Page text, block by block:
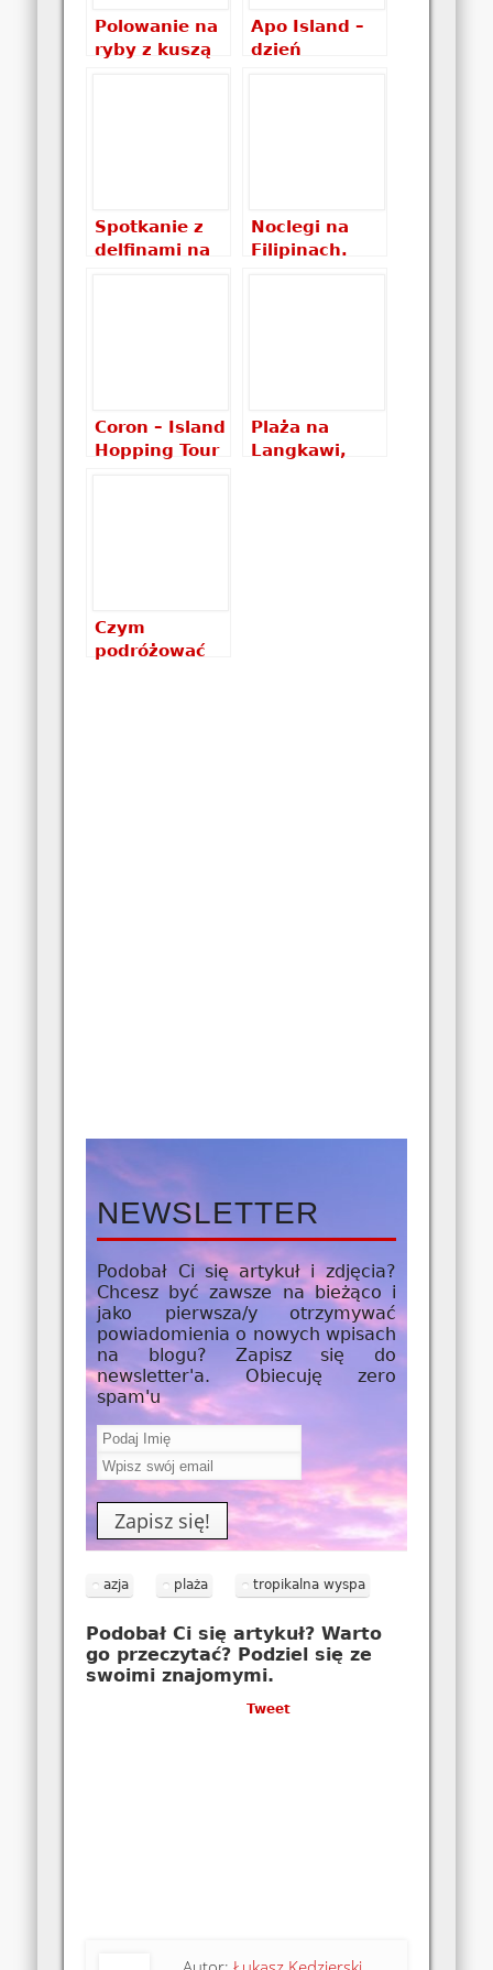
Polowanie na
ryby z kuszą
Apo Island –
dzień
Spotkanie z
delfinami na
Noclegi na
Filipinach.
Coron – Island
Hopping Tour
Plaża na
Langkawi,
Czym
podróżować
NEWSLETTER
Podobał Ci się artykuł i zdjęcia?
Chcesz być zawsze na bieżąco i
jako pierwsza/yotrzymywać
powiadomienia o nowych wpisach
na blogu? Zapisz się do
newsletter'a. Obiecuję zero
spam'u
azja plaża tropikalna wyspa
Podobał Ci się artykuł? Warto
go przeczytać? Podziel się ze
swoimi znajomymi.
Tweet